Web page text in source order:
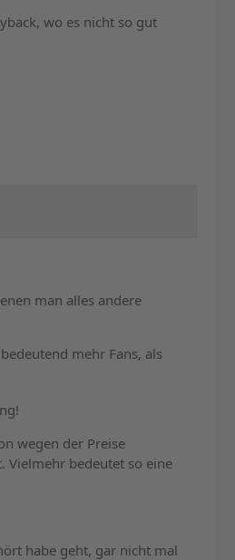
wo es nicht so gut
man alles andere
mehr Fans, als
wegen der Preise
Vielmehr bedeutet so eine
habe geht, gar nicht mal